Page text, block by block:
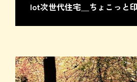
Iot次世代住宅＿ちょこっと